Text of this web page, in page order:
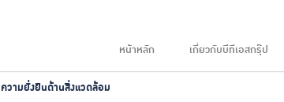
หน้าหลัก เกี่ยวกับบีทีเอสกรุ๊ป
ความยั่งยืนด้านสิ่งแวดล้อม